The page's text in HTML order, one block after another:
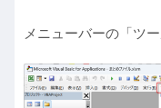
メニューバーの「ツ